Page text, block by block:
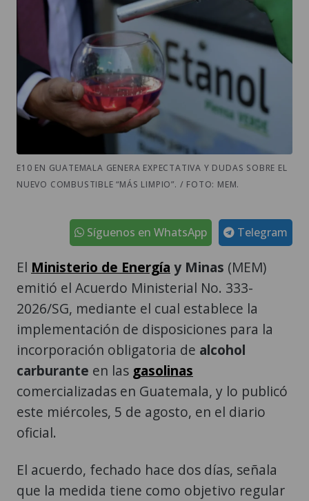
E10 EN GUATEMALA GENERA EXPECTATIVA Y DUDAS SOBRE EL
NUEVO COMBUSTIBLE “MÁS LIMPIO”. / FOTO: MEM.
Telegram
Síguenos en WhatsApp
El Ministerio de Energía y Minas (MEM)
emitió el Acuerdo Ministerial No. 333-
2026/SG, mediante el cual establece la
implementación de disposiciones para la
incorporación obligatoria de alcohol
carburante en las gasolinas
comercializadas en Guatemala, y lo publicó
este miércoles, 5 de agosto, en el diario
oficial.
El acuerdo, fechado hace dos días, señala
que la medida tiene como objetivo regular